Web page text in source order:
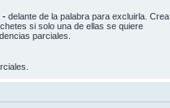
- delante de la palabra para excluirla. Crea
si solo una de ellas se quiere
parciales.